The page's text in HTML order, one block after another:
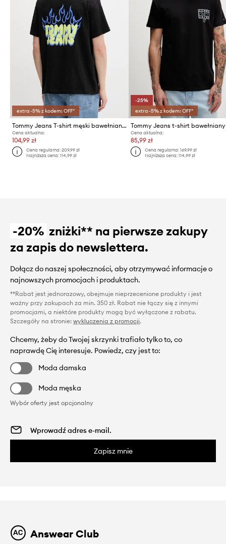
extra -5% z kodem: OFF*
Tommy Jeans T-shirt męski bawełniany
Cena aktualna:
104,99 zł
Cena regularna:209,99 zł
Najniższa cena:114,99 zł
-25%
extra -5% z kodem: OFF*
Tommy Jeans t-shirt bawełniany
Cena aktualna:
85,99 zł
Cena regularna: 169,99 zł
Najniższa cena: 114,99 zł
-20% zniżki** na pierwsze zakupy
za zapis do newslettera.
Dołącz do naszej społeczności, aby otrzymywać informacje o
najnowszych promocjach i produktach.
**Rabat jest jednorazowy, obejmuje nieprzecenione produkty i jest
ważny przy zakupach za min. 350 zł. Rabat nie łączy się z innymi
promocjami, a niektóre produkty mogą być wyłączone z rabatu.
Szczegóły na stronie: wykluczenia z promocji.
Chcemy, żeby do Twojej skrzynki trafiało tylko to, co
naprawdę Cię interesuje. Powiedz, czy jest to:
Moda damska
Moda męska
Wybór oferty jest opcjonalny
Zapisz mnie
Answear Club